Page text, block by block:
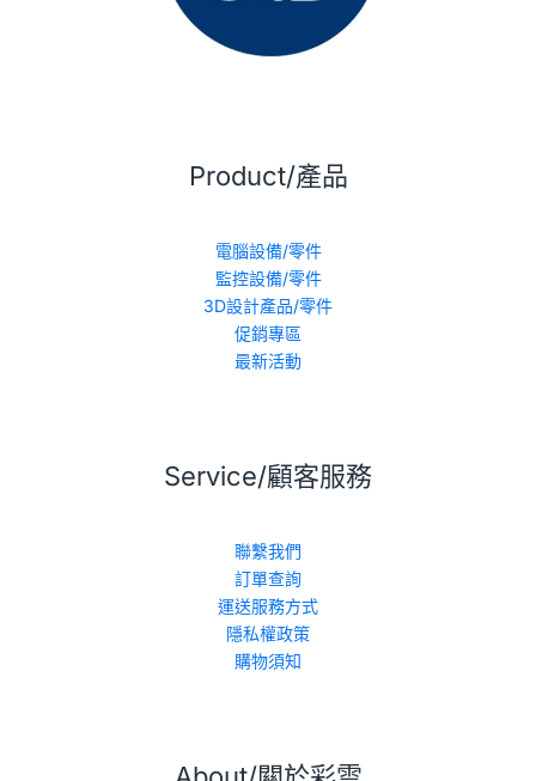
Product/產品
電腦設備/零件
監控設備/零件
3D設計產品/零件
促銷專區
最新活動
Service/顧客服務
聯繫我們
訂單查詢
運送服務方式
隱私權政策
購物須知